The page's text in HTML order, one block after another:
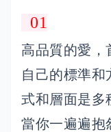
01
高品質的愛，
自己的標準和
式和層面是多
當你一遍遍抱